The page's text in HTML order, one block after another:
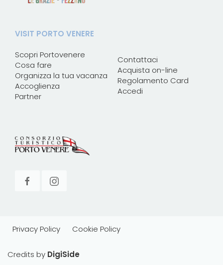
VISIT PORTO VENERE
Scopri Portovenere
Cosa fare
Organizza la tua vacanza
Accoglienza
Partner
Contattaci
Acquista on-line
Regolamento Card
Accedi
Privacy Policy Cookie Policy
Credits by DigiSide